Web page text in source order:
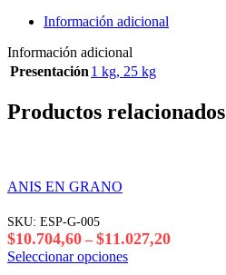
Información adicional
Información adicional
Presentación 1 kg, 25 kg
Productos relacionados
ANIS EN GRANO
SKU: ESP-G-005
$10.704,60 – $11.027,20Rango
Seleccionar opcionesEste